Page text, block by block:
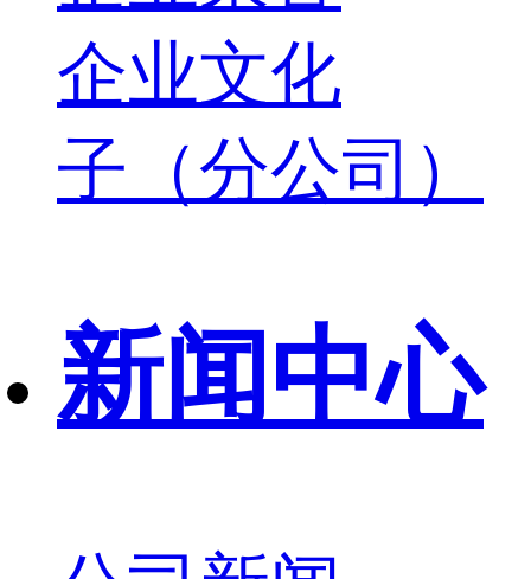
企业文化
子（分公司）
新闻中心